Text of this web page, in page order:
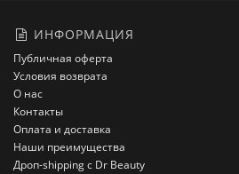
ИНФОРМАЦИЯ
Публичная оферта
Условия возврата
О нас
Контакты
Оплата и доставка
Наши преимущества
Дроп-shipping с Dr Beauty